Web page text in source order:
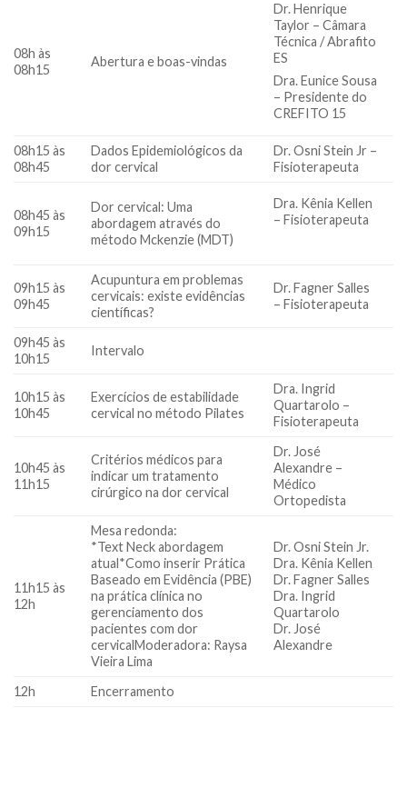
08h às
08h15
Abertura e boas-vindas
Dr. Henrique
Taylor – Câmara
Técnica / Abrafito
ES
Dra. Eunice Sousa
– Presidente do
CREFITO 15
08h15 às
08h45
Dados Epidemiológicos da
dor cervical
Dr. Osni Stein Jr –
Fisioterapeuta
08h45 às
09h15
Dor cervical: Uma
abordagem através do
método Mckenzie (MDT)
Dra. Kênia Kellen
– Fisioterapeuta
09h15 às
09h45
Acupuntura em problemas
cervicais: existe evidências
científicas?
Dr. Fagner Salles
– Fisioterapeuta
09h45 às
10h15
Intervalo
10h15 às
10h45
Exercícios de estabilidade
cervical no método Pilates
Dra. Ingrid
Quartarolo –
Fisioterapeuta
10h45 às
11h15
Critérios médicos para
indicar um tratamento
cirúrgico na dor cervical
Dr. José
Alexandre –
Médico
Ortopedista
11h15 às
12h
Mesa redonda:
*Text Neck abordagem
atual*Como inserir Prática
Baseado em Evidência (PBE)
na prática clínica no
gerenciamento dos
pacientes com dor
cervicalModeradora: Raysa
Vieira Lima
Dr. Osni Stein Jr.
Dra. Kênia Kellen
Dr. Fagner Salles
Dra. Ingrid
Quartarolo
Dr. José
Alexandre
12h Encerramento